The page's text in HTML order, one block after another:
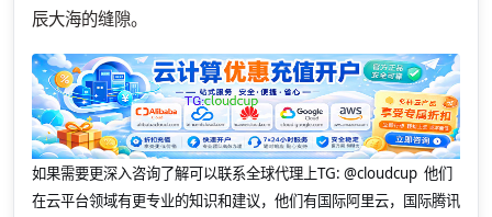
辰大海的缝隙。
如果需要更深入咨询了解可以联系全球代理上TG: @cloudcup 他们
在云平台领域有更专业的知识和建议，他们有国际阿里云，国际腾讯